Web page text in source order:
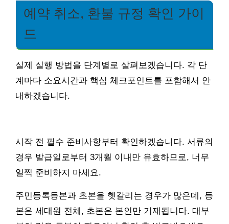
예약 취소, 환불 규정 확인 가이
드
실제 실행 방법을 단계별로 살펴보겠습니다. 각 단
계마다 소요시간과 핵심 체크포인트를 포함해서 안
내하겠습니다.
시작 전 필수 준비사항부터 확인하겠습니다. 서류의
경우 발급일로부터 3개월 이내만 유효하므로, 너무
일찍 준비하지 마세요.
주민등록등본과 초본을 헷갈리는 경우가 많은데, 등
본은 세대원 전체, 초본은 본인만 기재됩니다. 대부